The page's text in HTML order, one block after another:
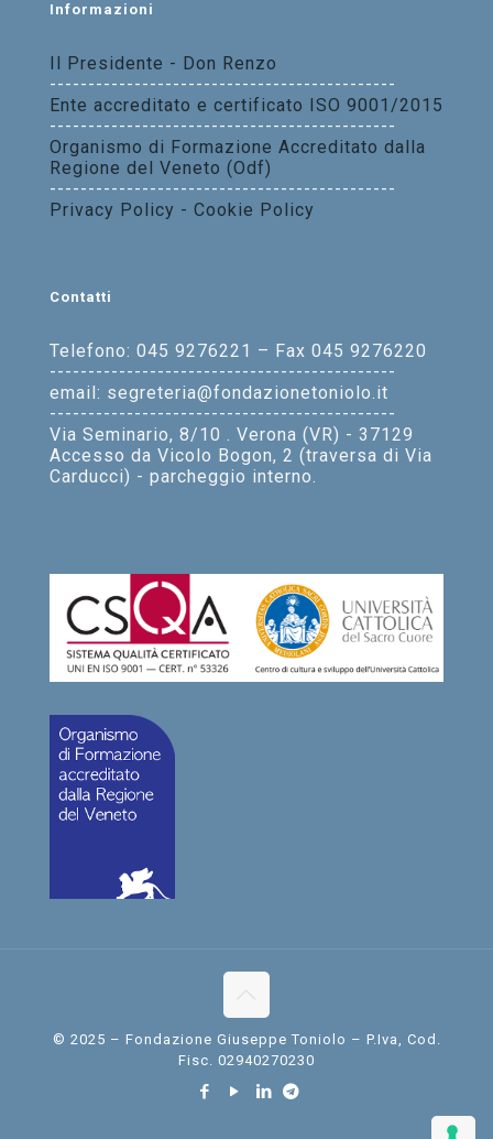
Informazioni
Il Presidente - Don Renzo
---------------------------------------------
Ente accreditato e certificato ISO 9001/2015
---------------------------------------------
Organismo di Formazione Accreditato dalla
Regione del Veneto (Odf)
---------------------------------------------
Privacy Policy - Cookie Policy
Contatti
Telefono: 045 9276221 – Fax 045 9276220
---------------------------------------------
email: segreteria@fondazionetoniolo.it
---------------------------------------------
Via Seminario, 8/10 . Verona (VR) - 37129
Accesso da Vicolo Bogon, 2 (traversa di Via
Carducci) - parcheggio interno.
© 2025 – Fondazione Giuseppe Toniolo – P.Iva, Cod.
Fisc. 02940270230